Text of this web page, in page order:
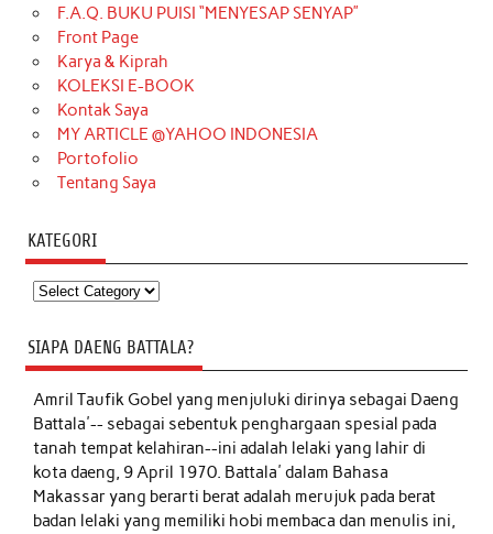
F.A.Q. BUKU PUISI “MENYESAP SENYAP”
Front Page
Karya & Kiprah
KOLEKSI E-BOOK
Kontak Saya
MY ARTICLE @YAHOO INDONESIA
Portofolio
Tentang Saya
KATEGORI
Kategori
SIAPA DAENG BATTALA?
Amril Taufik Gobelyang menjuluki dirinya sebagai Daeng
Battala'-- sebagai sebentuk penghargaan spesial pada
tanah tempat kelahiran--ini adalah lelaki yang lahir di
kota daeng, 9 April 1970. Battala' dalam Bahasa
Makassar yang berarti berat adalah merujuk pada berat
badan lelaki yang memiliki hobi membaca dan menulis ini,